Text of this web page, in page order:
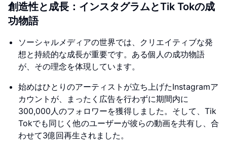
創造性と成長：インスタグラムとTik Tokの成
功物語
ソーシャルメディアの世界では、クリエイティブな発
想と持続的な成長が重要です。ある個人の成功物語
が、その理念を体現しています。
始めはひとりのアーティストが立ち上げたInstagramア
カウントが、まったく広告を行わずに期間内に
300,000人のフォロワーを獲得しました。そして、Tik
Tokでも同じく他のユーザーが彼らの動画を共有し、合
わせて3億回再生されました。